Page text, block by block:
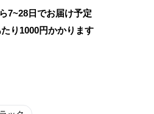
7~28日でお届け予定
り 1000円かかります